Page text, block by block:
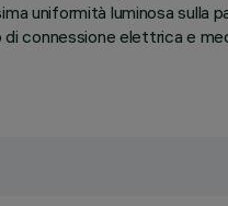
uniformità luminosa sulla
connessione elettrica e